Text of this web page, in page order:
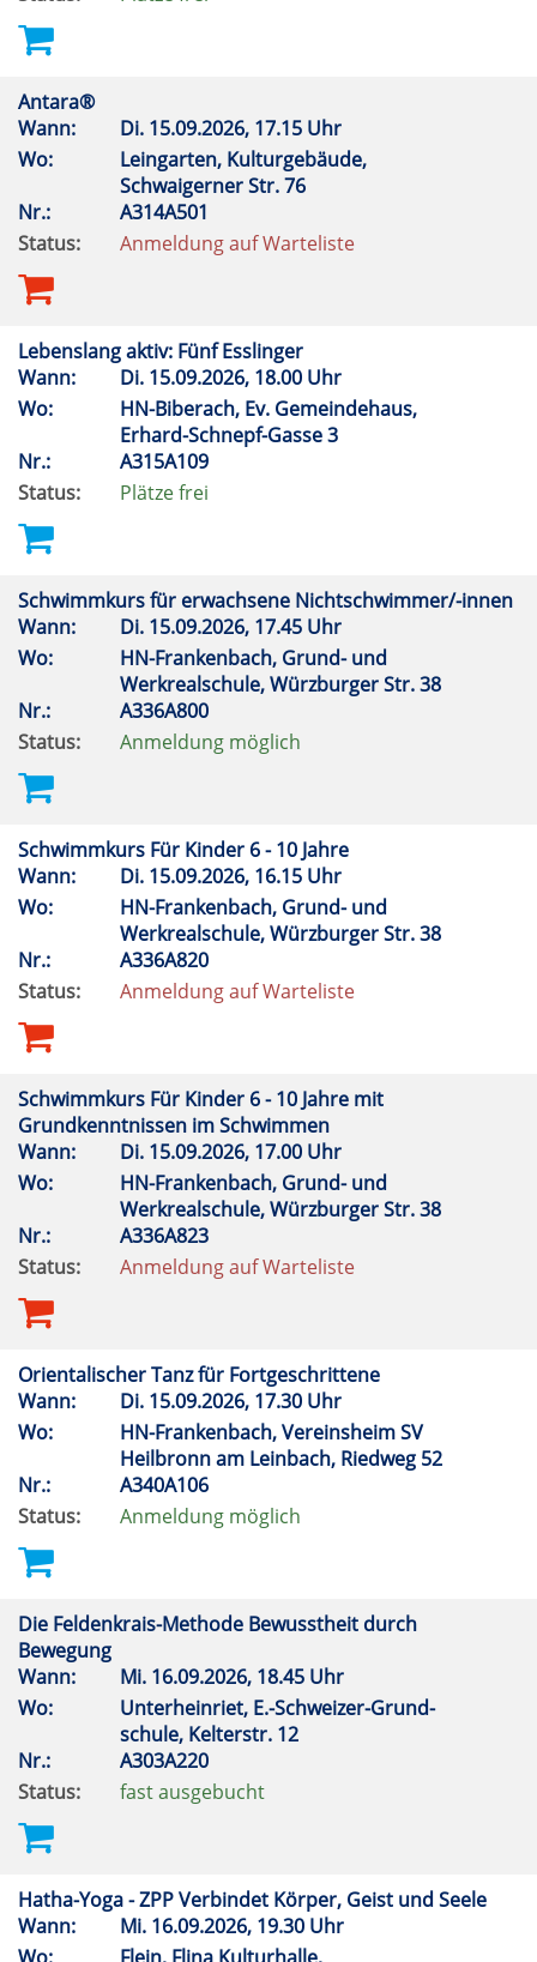
Antara®
Wann:
Di. 15.09.2026, 17.15 Uhr
Wo:
Leingarten, Kulturgebäude,
Schwaigerner Str. 76
Nr.:
A314A501
Status:
Anmeldung auf Warteliste
Lebenslang aktiv: Fünf Esslinger
Wann:
Di. 15.09.2026, 18.00 Uhr
Wo:
HN-Biberach, Ev. Gemeindehaus,
Erhard-Schnepf-Gasse 3
Nr.:
A315A109
Status:
Plätze frei
Schwimmkurs für erwachsene Nichtschwimmer/-innen
Wann:
Di. 15.09.2026, 17.45 Uhr
Wo:
HN-Frankenbach, Grund- und
Werkrealschule, Würzburger Str. 38
Nr.:
A336A800
Status:
Anmeldung möglich
Schwimmkurs Für Kinder 6 - 10 Jahre
Wann:
Di. 15.09.2026, 16.15 Uhr
Wo:
HN-Frankenbach, Grund- und
Werkrealschule, Würzburger Str. 38
Nr.:
A336A820
Status:
Anmeldung auf Warteliste
Schwimmkurs Für Kinder 6 - 10 Jahre mit
Grundkenntnissen im Schwimmen
Wann:
Di. 15.09.2026, 17.00 Uhr
Wo:
HN-Frankenbach, Grund- und
Werkrealschule, Würzburger Str. 38
Nr.:
A336A823
Status:
Anmeldung auf Warteliste
Orientalischer Tanz für Fortgeschrittene
Wann:
Di. 15.09.2026, 17.30 Uhr
Wo:
HN-Frankenbach, Vereinsheim SV
Heilbronn am Leinbach, Riedweg 52
Nr.:
A340A106
Status:
Anmeldung möglich
Die Feldenkrais-Methode Bewusstheit durch
Bewegung
Wann:
Mi. 16.09.2026, 18.45 Uhr
Wo:
Unterheinriet, E.-Schweizer-Grund-
schule, Kelterstr. 12
Nr.:
A303A220
Status:
fast ausgebucht
Hatha-Yoga - ZPP Verbindet Körper, Geist und Seele
Wann:
Mi. 16.09.2026, 19.30 Uhr